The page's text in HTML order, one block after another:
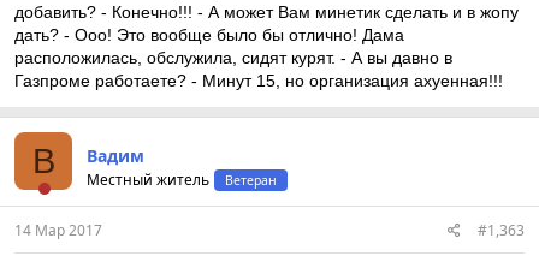
добавить? - Конечно!!! - А может Вам минетик сделать и в жопу
дать? - Ооо! Это вообще было бы отлично! Дама
расположилась, обслужила, сидят курят. - А вы давно в
Газпроме работаете? - Минут 15, но организация ахуенная!!!
В Вадим
Местный житель Ветеран
14 Мар 2017 #1,363